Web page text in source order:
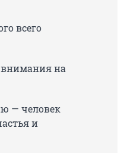
всего
на
— человек
и